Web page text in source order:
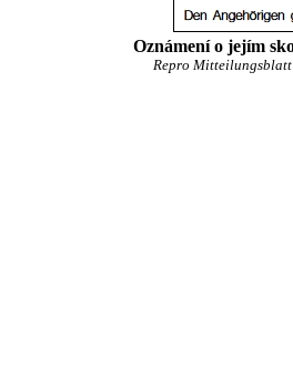
Oznámení o jejím
Repro Mitteilungsblatt